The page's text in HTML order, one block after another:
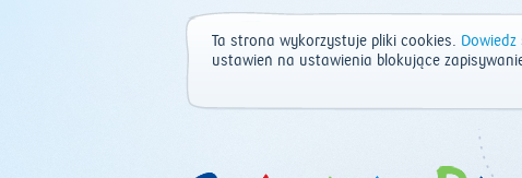
Ta strona wykorzystuje pliki cookies. Dowiedz
ustawień na ustawienia blokujące